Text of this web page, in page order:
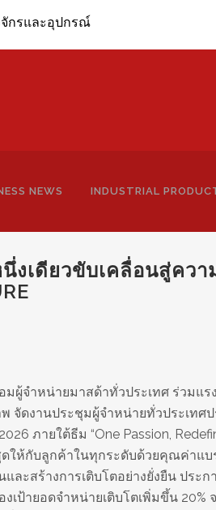
กรณ์
NEWS INDUSTRIAL
เดียวขับเคลื่อนสู่ควา
มผู้จำหน่ายมาสด้าทั่วประเทศ ร่วมแร
จัดงานประชุมผู้จำหน่ายทั่วประเทศป
ภายใต้ธีม “One Passion,
ดให้กับลูกค้าในทุกระดับด้วยคุณค่าแ
ละสร้างการเติบโตอย่างยั่งยืน ประก
เป้ายอดจำหน่ายเติบโตเพิ่มขึ้น 20%